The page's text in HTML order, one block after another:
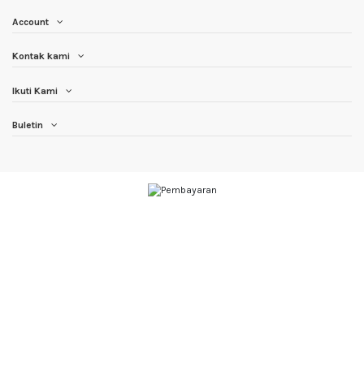
Account
Kontak kami
Ikuti Kami
Buletin